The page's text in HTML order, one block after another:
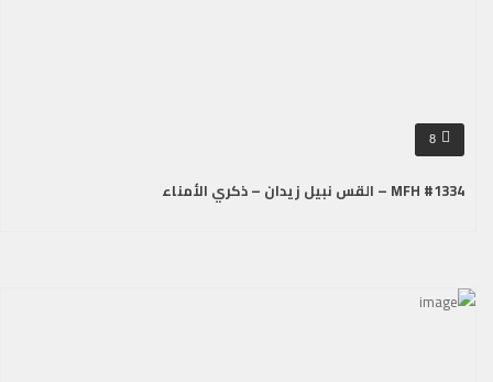
8
MFH #1334 – القس نبيل زيدان – ذكري الأمناء